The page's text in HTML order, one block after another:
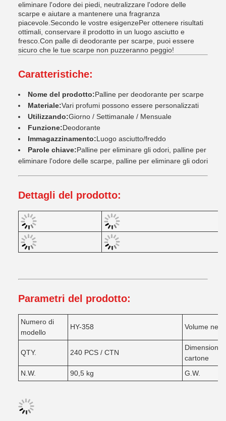
eliminare l'odore dei piedi, neutralizzare l'odore delle
scarpe e aiutare a mantenere una fragranza
piacevole.Secondo le vostre esigenzePer ottenere risultati
ottimali, conservare il prodotto in un luogo asciutto e
fresco.Con palle di deodorante per scarpe, puoi essere
sicuro che le tue scarpe non puzzeranno peggio!
Caratteristiche:
Nome del prodotto:Palline per deodorante per scarpe
Materiale:Vari profumi possono essere personalizzati
Utilizzando:Giorno / Settimanale / Mensuale
Funzione:Deodorante
Immagazzinamento:Luogo asciutto/freddo
Parole chiave:Palline per eliminare gli odori, palline per
eliminare l'odore delle scarpe, palline per eliminare gli odori
Dettagli del prodotto:
Parametri del prodotto:
Numero di
modello
HY-358 Volume netto
QTY. 240 PCS / CTN
Dimensioni
cartone
N.W.
90,5 kg G.W.